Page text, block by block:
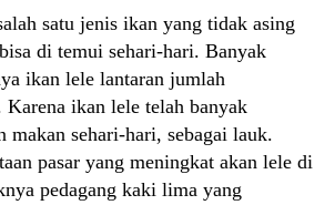
satu jenis ikan yang tidak asing
di temui sehari-hari. Banyak
ikan lele lantaran jumlah
Karena ikan lele telah banyak
makan sehari-hari, sebagai lauk.
pasar yang meningkat akan lele di
pedagang kaki lima yang